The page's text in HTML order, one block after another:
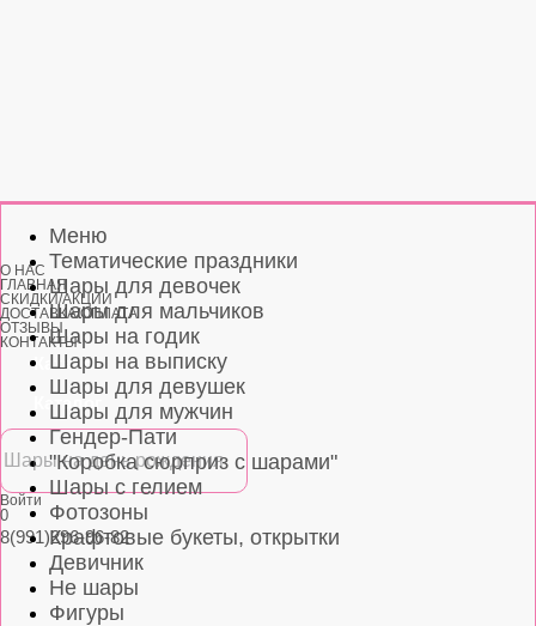
О НАС
ГЛАВНАЯ
СКИДКИ/АКЦИИ
ДОСТАВКА/ОПЛАТА
ОТЗЫВЫ
КОНТАКТЫ
Каталог
Каталог
Войти
0
8(991)296-96-82
Меню
Тематические праздники
Шары для девочек
Шары для мальчиков
Шары на годик
Шары на выписку
Шары для девушек
Шары для мужчин
Гендер-Пати
"Коробка сюрприз с шарами"
Шары с гелием
Фотозоны
Крафтовые букеты, открытки
Девичник
Не шары
Фигуры